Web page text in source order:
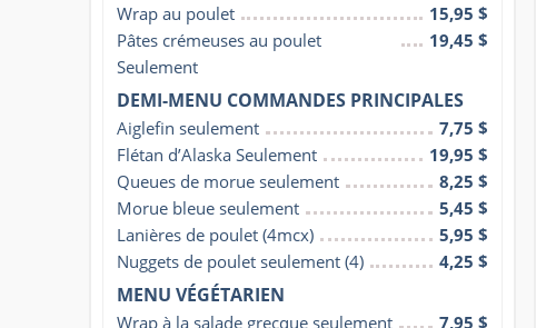
Wrap au poulet
15,95 $
Pâtes crémeuses au poulet
Seulement
19,45 $
DEMI-MENU COMMANDES PRINCIPALES
Aiglefin seulement
7,75 $
Flétan d’Alaska Seulement
19,95 $
Queues de morue seulement
8,25 $
Morue bleue seulement
5,45 $
Lanières de poulet (4mcx)
5,95 $
Nuggets de poulet seulement (4)
4,25 $
MENU VÉGÉTARIEN
Wrap à la salade grecque seulement
7,95 $